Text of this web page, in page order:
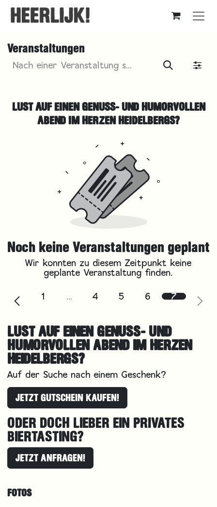
Zum Inhalt springen
Veranstaltungen
LUST AUF EINEN GENUSS- UND HUMORVOLLEN
ABEND IM HERZEN HEIDELBERGS?
Noch keine Veranstaltungen geplant
Wir konnten zu diesem Zeitpunkt keine
geplante Veranstaltung finden.
1
… 4 5 6 7
LUST AUF EINEN GENUSS- UND
HUMORVOLLEN ABEND IM HERZEN
HEIDELBERGS?
Auf der Suche nach einem Geschenk?
JETZT GUTSCHEIN KAUFEN!
ODER DOCH LIEBER EIN PRIVATES
BIERTASTING?
JETZT ANFRAGEN!
FOTOS